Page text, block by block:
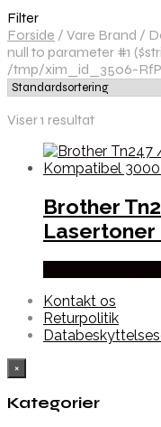
Filter
Forside / Vare Brand /
null to parameter #1
/tmp/xim_id_3506-
Viser 1 resultat
Brother
Lasertoner
Kontakt os
Returpolitik
×
Kategorier